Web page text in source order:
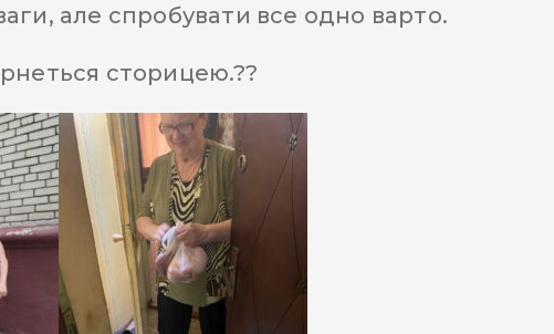
але спробувати все одно варто.
сторицею.??